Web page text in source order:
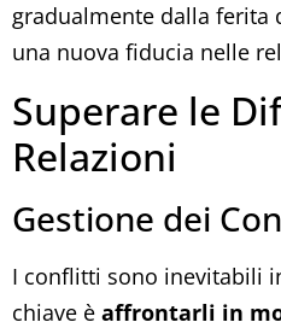
gradualmente dalla ferita
una nuova fiducia nelle
Superare le
Relazioni
Gestione dei
I conflitti sono inevitabili
chiave è affrontarli in